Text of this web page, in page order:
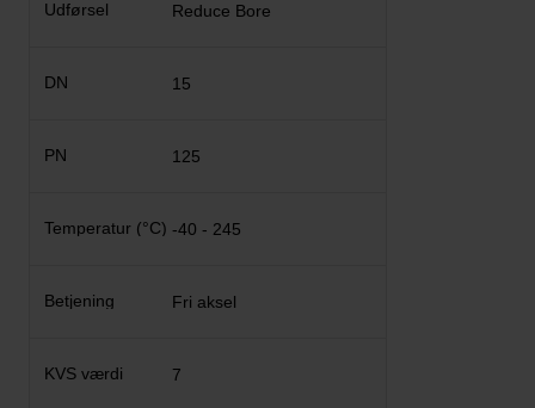
Reduce Bore
15
125
-40 - 245
Fri aksel
7